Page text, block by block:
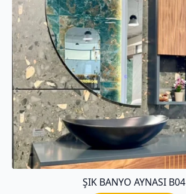
ŞIK BANYO AYNASI B04